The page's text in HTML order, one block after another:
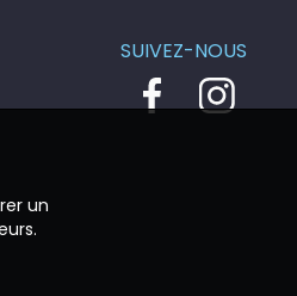
SUIVEZ-NOUS
un